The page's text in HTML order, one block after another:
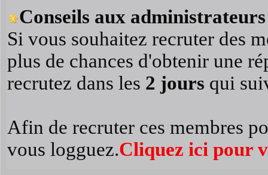
Conseils aux
Si vous souhaitez recruter des
plus de chances d'obtenir une
recrutez dans les 2 jours qui
Afin de recruter ces membres
vous logguez.Cliquez ici pour